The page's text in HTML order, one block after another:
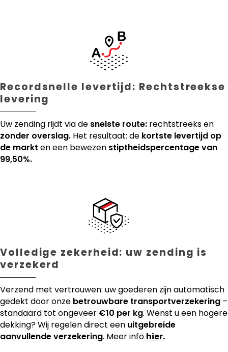
Recordsnelle levertijd: Rechtstreekse
levering
Uw zending rijdt via de snelste route: rechtstreeks en
zonder overslag. Het resultaat: de kortste levertijd op
de markt en een bewezen stiptheidspercentage van
99,50%.
Volledige zekerheid: uw zending is
verzekerd
Verzend met vertrouwen: uw goederen zijn automatisch
gedekt door onze betrouwbare transportverzekering –
standaard tot ongeveer €10 per kg. Wenst u een hogere
dekking? Wij regelen direct een uitgebreide
aanvullende verzekering. Meer info hier.